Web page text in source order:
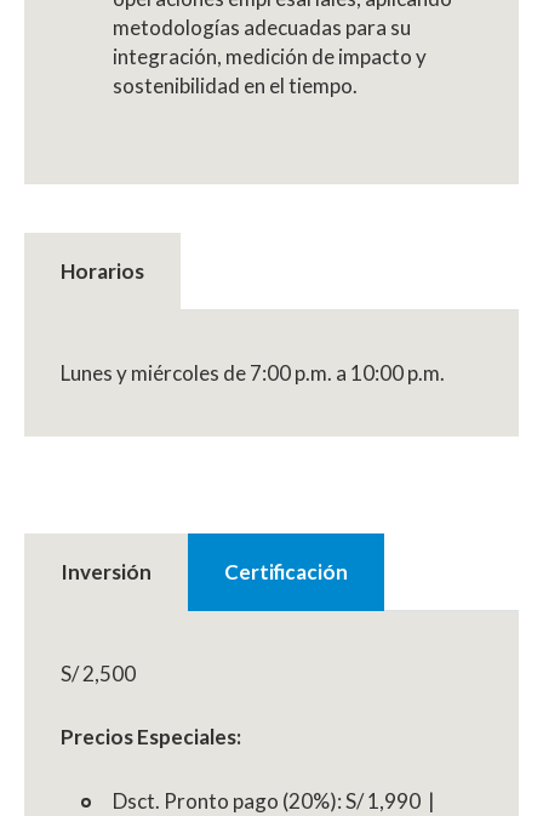
metodologías adecuadas para su
integración, medición de impacto y
sostenibilidad en el tiempo.
Horarios
Lunes y miércoles de 7:00 p.m. a 10:00 p.m.
Inversión Certificación
S/ 2,500
Precios Especiales:
Dsct. Pronto pago (20%): S/ 1,990 |